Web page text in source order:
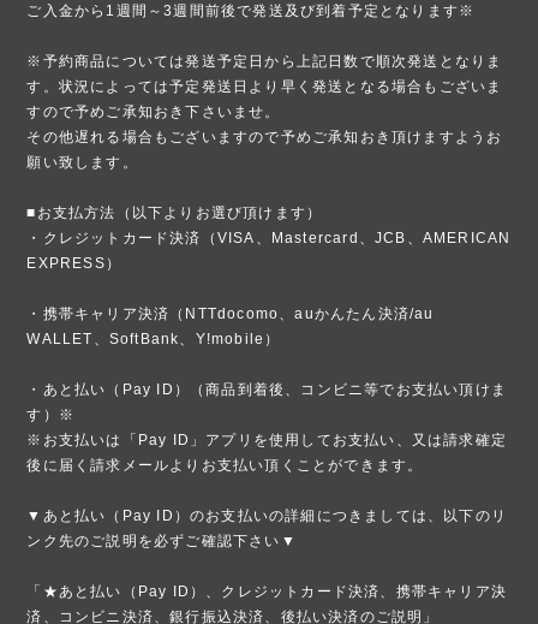
ご入金から1週間～3週間前後で発送及び到着予定となります※
※予約商品については発送予定日から上記日数で順次発送となりま
す。状況によっては予定発送日より早く発送となる場合もございま
すので予めご承知おき下さいませ。
その他遅れる場合もございますので予めご承知おき頂けますようお
願い致します。
■お支払方法（以下よりお選び頂けます）
・クレジットカード決済（VISA、Mastercard、JCB、AMERICAN
EXPRESS）
・携帯キャリア決済（NTTdocomo、auかんたん決済/au
WALLET、SoftBank、Y!mobile）
・あと払い（Pay ID）（商品到着後、コンビニ等でお支払い頂けま
す）※
※お支払いは「Pay ID」アプリを使用してお支払い、又は請求確定
後に届く請求メールよりお支払い頂くことができます。
▼あと払い（Pay ID）のお支払いの詳細につきましては、以下のリ
ンク先のご説明を必ずご確認下さい▼
「★あと払い（Pay ID）、クレジットカード決済、携帯キャリア決
済、コンビニ決済、銀行振込決済、後払い決済のご説明」